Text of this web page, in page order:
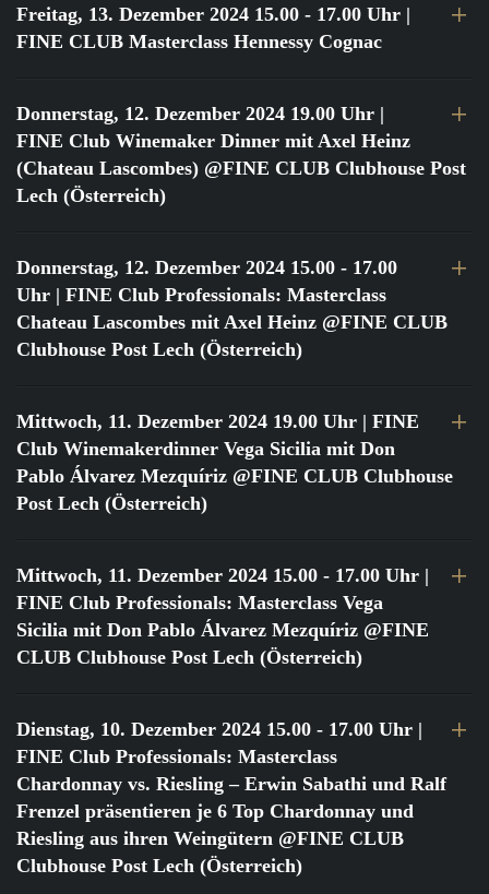
Freitag, 13. Dezember 2024 15.00 - 17.00 Uhr |
FINE CLUB Masterclass Hennessy Cognac
Donnerstag, 12. Dezember 2024 19.00 Uhr |
FINE Club Winemaker Dinner mit Axel Heinz
(Chateau Lascombes) @FINE CLUB Clubhouse Post
Lech (Österreich)
Donnerstag, 12. Dezember 2024 15.00 - 17.00
Uhr | FINE Club Professionals: Masterclass
Chateau Lascombes mit Axel Heinz @FINE CLUB
Clubhouse Post Lech (Österreich)
Mittwoch, 11. Dezember 2024 19.00 Uhr | FINE
Club Winemakerdinner Vega Sicilia mit Don
Pablo Álvarez Mezquíriz @FINE CLUB Clubhouse
Post Lech (Österreich)
Mittwoch, 11. Dezember 2024 15.00 - 17.00 Uhr |
FINE Club Professionals: Masterclass Vega
Sicilia mit Don Pablo Álvarez Mezquíriz @FINE
CLUB Clubhouse Post Lech (Österreich)
Dienstag, 10. Dezember 2024 15.00 - 17.00 Uhr |
FINE Club Professionals: Masterclass
Chardonnay vs. Riesling – Erwin Sabathi und Ralf
Frenzel präsentieren je 6 Top Chardonnay und
Riesling aus ihren Weingütern @FINE CLUB
Clubhouse Post Lech (Österreich)